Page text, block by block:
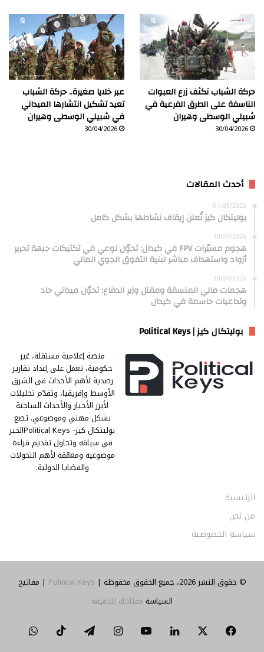
حركة الشباب تكثف زرع العبوات
الناسفة على الطرق الفرعية في
شبيلي الوسطى وهيران
30/04/2026
عبر خلايا صغيرة.. حركة الشباب
تعيد تشكيل انتشارها الميداني
في شبيلي الوسطى وهيران
30/04/2026
أحدث المقالات
01/05/2026
بوليتكال كيز تُعلن إيقاف نشاطها بشكل كامل
30/04/2026
هجوم مسيّرات FPV في كيدال: تحوّل نوعي في تكتيكات جبهة تحرير
أزواد واستهداف مباشر لبنية التفوق الجوي المالي
30/04/2026
هجمات مالي المنسقة ومقتل وزير الدفاع: تحوّل ميداني حاد
وتداعيات حاسمة في كيدال
بوليتكال كيز | Political Keys
منصة إعلامية مستقلة، غير
حكومية، تعمل على إعداد تقارير
رصدية لأهم الأحداث في الشرق
الأوسط وإفريقيا، وتقدّم تحليلات
لأبرز الأخبار والأحداث الساخنة
بشكل مهني وموضوعي. تضع
بوليتكال كيز- Political Keysالخبر
في سياقه وتحاول تقديم قراءة
موضوعية ومعمّقة لأهم التحولات
والقضايا الدولية.
الرئيسية
من نحن
سياسة الخصوصية
© حقوق النشر 2026، جميع الحقوق محفوظة | Political Keys | مفاتيح
السياسة مفتاحك للحقيقة
فيسبوك لينكدإن‫YouTubeانستقرامتيلقرام ‫TikTok